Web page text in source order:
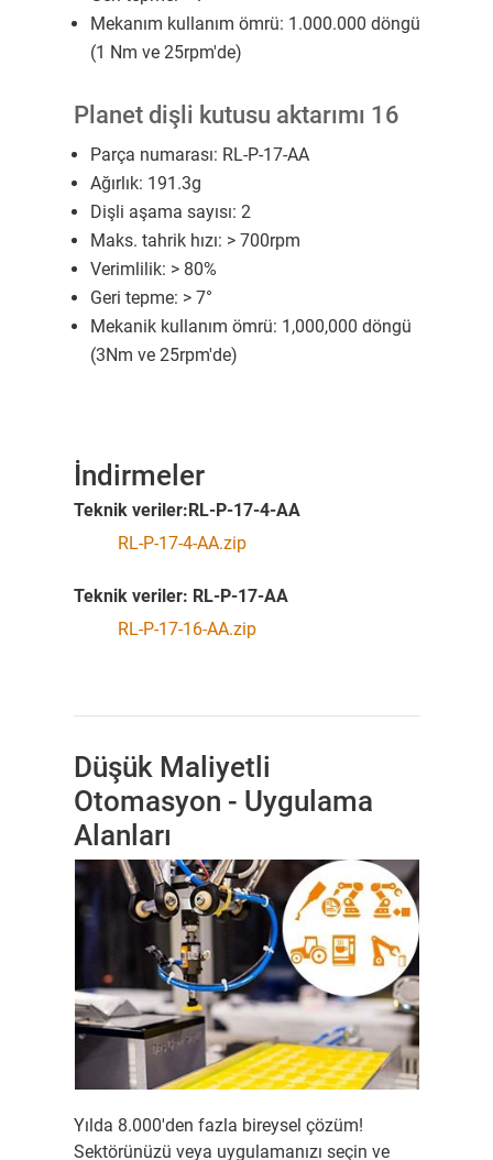
Mekanım kullanım ömrü: 1.000.000 döngü
(1 Nm ve 25rpm'de)
Planet dişli kutusu aktarımı 16
Parça numarası: RL-P-17-AA
Ağırlık: 191.3g
Dişli aşama sayısı: 2
Maks. tahrik hızı: > 700rpm
Verimlilik: > 80%
Geri tepme: > 7°
Mekanik kullanım ömrü: 1,000,000 döngü
(3Nm ve 25rpm'de)
İndirmeler
Teknik veriler:RL-P-17-4-AA
RL-P-17-4-AA.zip
Teknik veriler: RL-P-17-AA
RL-P-17-16-AA.zip
Düşük Maliyetli
Otomasyon - Uygulama
Alanları
Yılda 8.000'den fazla bireysel çözüm!
Sektörünüzü veya uygulamanızı seçin ve